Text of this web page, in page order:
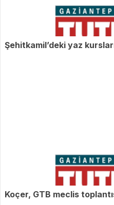
Şehitkamil’deki yaz
Koçer, GTB meclis